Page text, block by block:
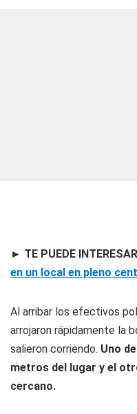
► TE PUEDE
en un local en pleno
Al arribar los efectivos
arrojaron rápidamente la
salieron corriendo. Uno
metros del lugar y el
cercano.